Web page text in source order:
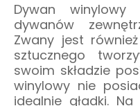
Dywan
dywanów
Zwany jest
sztucznego
swoim składzie
winylowy nie
idealnie gładki.